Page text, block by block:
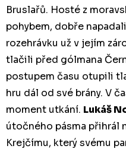
Bruslařů. Hosté z
pohybem, dobře
rozehrávku už v jejím
tlačili před gólmana
postupem času otupili
hru dál od své brány. V
moment utkání. Lukáš
útočného pásma přihrál
Krejčímu, který svému